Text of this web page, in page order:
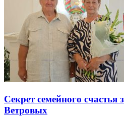
Секрет семейного
Ветровых